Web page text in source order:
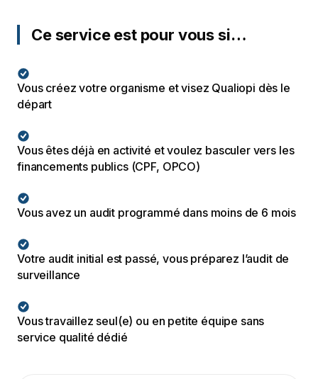
Ce service est pour vous si…
Vous créez votre organisme et visez Qualiopi dès le
départ
Vous êtes déjà en activité et voulez basculer vers les
financements publics (CPF, OPCO)
Vous avez un audit programmé dans moins de 6 mois
Votre audit initial est passé, vous préparez l’audit de
surveillance
Vous travaillez seul(e) ou en petite équipe sans
service qualité dédié